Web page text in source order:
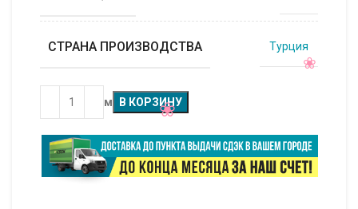
СТРАНА ПРОИЗВОДСТВА Турция
м В КОРЗИНУ